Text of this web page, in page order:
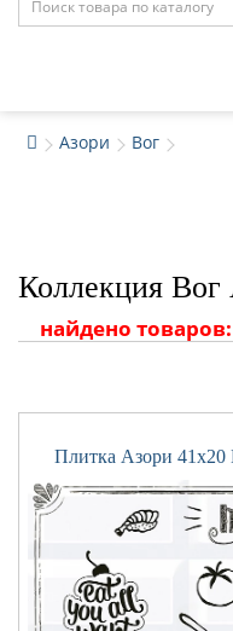
Азори Вог
Коллекция Вог
найдено
Плитка Азори 41x20